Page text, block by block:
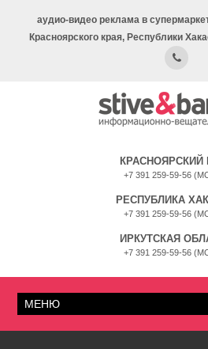
аудио-видео реклама в
Красноярского края, Республики
КРАСНОЯРСКИЙ
+7 391 259-59-56
РЕСПУБЛИКА
+7 391 259-59-56
ИРКУТСКАЯ
+7 391 259-59-56